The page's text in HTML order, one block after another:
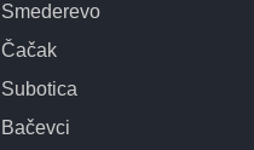
Smederevo
Čačak
Subotica
Bačevci